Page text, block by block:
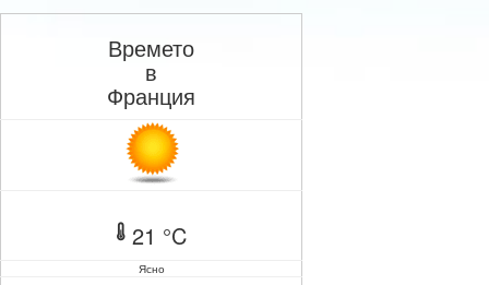
Времето
в
Франция
21 °C
Ясно